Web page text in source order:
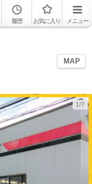
履歴 お気に入り メニュー
MAP
1/7